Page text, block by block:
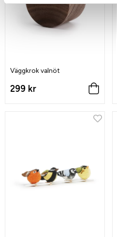
Väggkrok valnöt
299 kr